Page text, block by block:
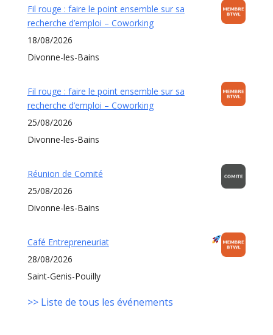
Fil rouge : faire le point ensemble sur sa
recherche d’emploi – Coworking
18/08/2026
Divonne-les-Bains
Fil rouge : faire le point ensemble sur sa
recherche d’emploi – Coworking
25/08/2026
Divonne-les-Bains
Réunion de Comité
25/08/2026
Divonne-les-Bains
Café Entrepreneuriat
28/08/2026
Saint-Genis-Pouilly
>> Liste de tous les événements